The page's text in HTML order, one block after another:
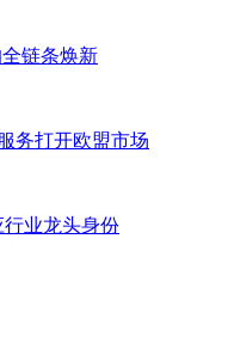
全链条焕新
务打开欧盟市场
业龙头身份